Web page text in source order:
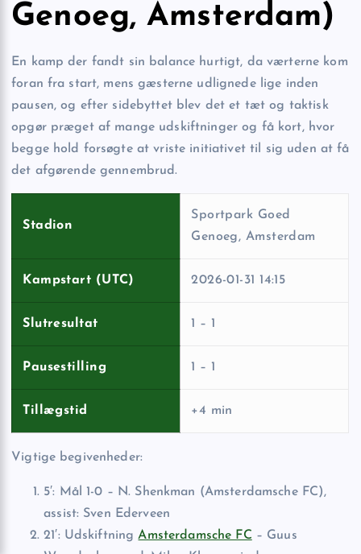
Genoeg, Amsterdam)
En kamp der fandt sin balance hurtigt, da værterne kom
foran fra start, mens gæsterne udlignede lige inden
pausen, og efter sidebyttet blev det et tæt og taktisk
opgør præget af mange udskiftninger og få kort, hvor
begge hold forsøgte at vriste initiativet til sig uden at få
det afgørende gennembrud.
Stadion
Sportpark Goed
Genoeg, Amsterdam
Kampstart (UTC) 2026-01-31 14:15
Slutresultat 1 – 1
Pausestilling 1 – 1
Tillægstid +4 min
Vigtige begivenheder:
5′: Mål 1-0 – N. Shenkman (Amsterdamsche FC),
assist: Sven Ederveen
21′: UdskiftningAmsterdamsche FC – Guus